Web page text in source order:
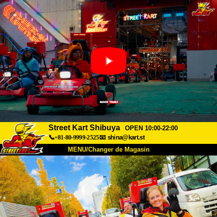
Street Kart Shibuya
OPEN 10:00-22:00
📞+81-80-9999-2525📧 shina@kart.st
MENU/Changer de Magasin
ACCUEIL
À Propos Caractéristiques Tarifs
Accès Avis FAQ